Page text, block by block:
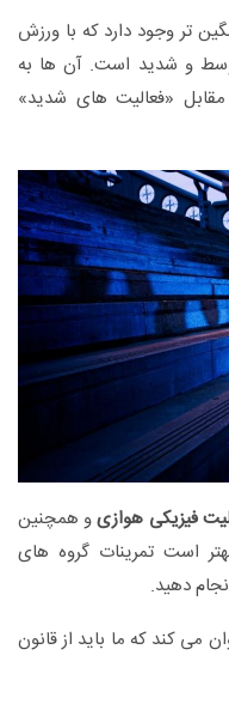
تر وجود دارد که با ورزش
​​و شدید است. آن ها به
«فعالیت های شدید»
فیزیکی هوازیو همچنین
است تمرینات گروه های
دهید.
می کند که ما باید از قانون